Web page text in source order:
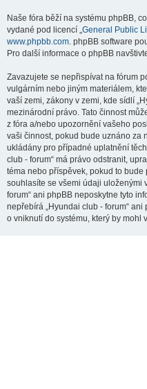
Naše fóra běží na systému phpBB,
vydané pod licencí „General Public
www.phpbb.com. phpBB software
Pro další informace o phpBB
Zavazujete se nepřispívat na fórum
vulgárním nebo jiným materiálem,
vaší zemi, zákony v zemi, kde sídlí
mezinárodní právo. Tato činnost
z fóra a/nebo upozornění vašeho
vaši činnost, pokud bude uznáno za
ukládány pro případné uplatnění
club - forum“ má právo odstranit,
téma nebo příspěvek, pokud to bude
souhlasíte se všemi údaji uloženými
forum“ ani phpBB neposkytne tyto
nepřebírá „Hyundai club - forum“
o vniknutí do systému, který by mohl